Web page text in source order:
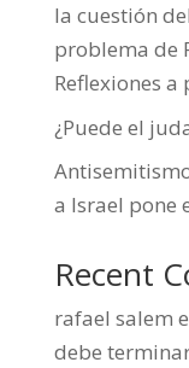
la cuestión
problema de
Reflexiones
¿Puede el
a Israel pone
Recent
rafael salem
debe